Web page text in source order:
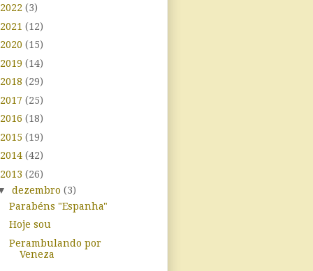
2022 (3)
2021 (12)
2020 (15)
2019 (14)
2018 (29)
2017 (25)
2016 (18)
2015 (19)
2014 (42)
2013 (26)
dezembro (3)
Parabéns "Espanha"
Hoje sou
Perambulando por
Veneza